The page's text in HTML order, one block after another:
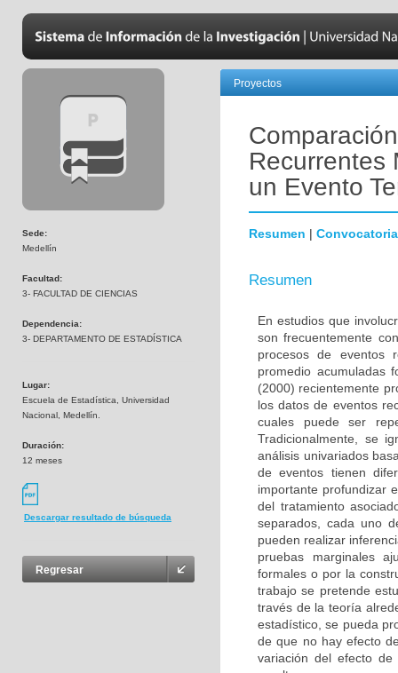
Sede:
Medellín
Facultad:
3- FACULTAD DE CIENCIAS
Dependencia:
3- DEPARTAMENTO DE ESTADÍSTICA
Lugar:
Escuela de Estadística, Universidad
Nacional, Medellín.
Duración:
12 meses
Descargar resultado de búsqueda
Regresar
Proyectos
Recurrentes
un Evento
Resumen | Convocatoria
Resumen
En estudios que
son frecuentemente
procesos de eventos
promedio acumuladas
(2000) recientemente
los datos de eventos
cuales puede ser
Tradicionalmente, se
análisis univariados
de eventos tienen
importante profundizar
del tratamiento
separados, cada uno
pueden realizar
pruebas marginales
formales o por la
trabajo se pretende
través de la teoría
estadístico, se pueda
de que no hay efecto
variación del efecto